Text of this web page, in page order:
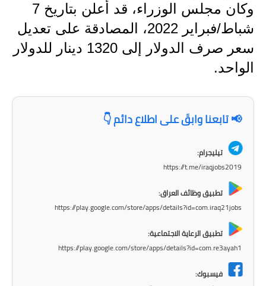
المرحلة الابتدائية
المرحلة المتوسطة
المرحلة الابتدائية
كتب مدرسية
وكان مجلس الوزراء، قد أعلن بتاريخ 7
شباط/فبراير 2022، المصادقة على تعديل
سعر صرف الدولار إلى 1320 دينار للدولار
الواحد.
📢 تابعنا وابقَ على اطلاع دائم 👇
تيليجرام:
https://t.me/iraqjobs2019
تطبيق وظائف العراق:
https://play.google.com/store/apps/details?id=com.iraq21jobs
تطبيق الرعاية الاجتماعية:
https://play.google.com/store/apps/details?id=com.re3ayah1
فيسبوك: